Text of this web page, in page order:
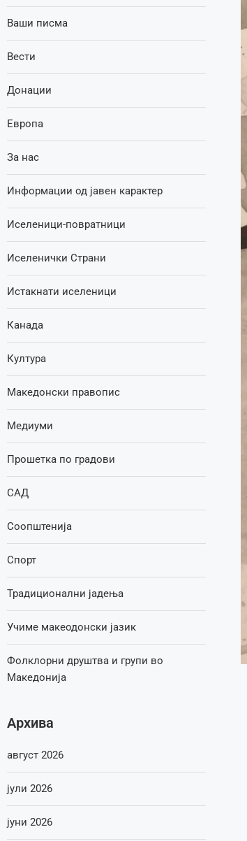
Ваши писма
Вести
Донации
Европа
За нас
Информации од јавен карактер
Иселеници-повратници
Иселенички Страни
Истакнати иселеници
Канада
Култура
Македонски правопис
Медиуми
Прошетка по градови
САД
Соопштенија
Спорт
Традиционални јадења
Учиме макеодонски јазик
Фолклорни друштва и групи во
Македонија
Архива
август 2026
јули 2026
јуни 2026